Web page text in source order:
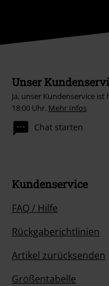
Unser
Ja, unser Kundenservice
18:00 Uhr. Mehr Infos
Chat starten
Kundenservice
FAQ / Hilfe
Rückgaberichtlinien
Artikel zurücksenden
Größentabelle